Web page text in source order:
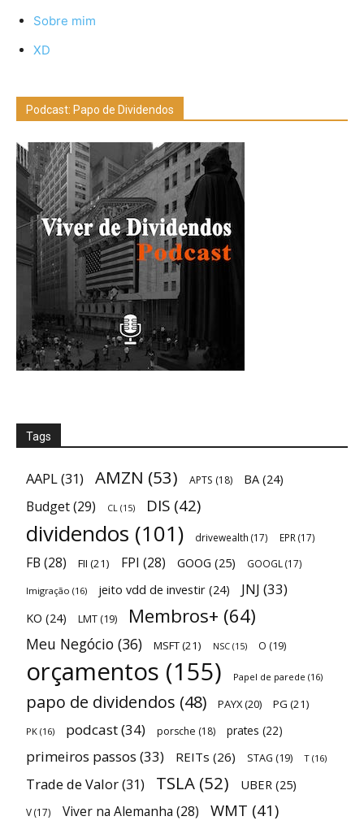
Sobre mim
XD
Podcast: Papo de Dividendos
Tags
AAPL(31) AMZN (53) APTS (18) BA (24)
Budget(29) CL (15) DIS (42)
dividendos (101) drivewealth (17) EPR (17)
FB (28) FII (21) FPI (28) GOOG (25) GOOGL (17)
Imigração (16) jeito vdd de investir (24) JNJ (33)
KO (24) LMT (19) Membros+ (64)
Meu Negócio (36) MSFT(21) NSC (15) O (19)
orçamentos (155) Papel de parede (16)
papo de dividendos (48) PAYX(20) PG (21)
PK (16) podcast(34) porsche (18) prates (22)
primeiros passos (33) REITs (26) STAG (19) T (16)
Trade de Valor(31) TSLA (52) UBER (25)
V(17) Viver na Alemanha (28) WMT (41)